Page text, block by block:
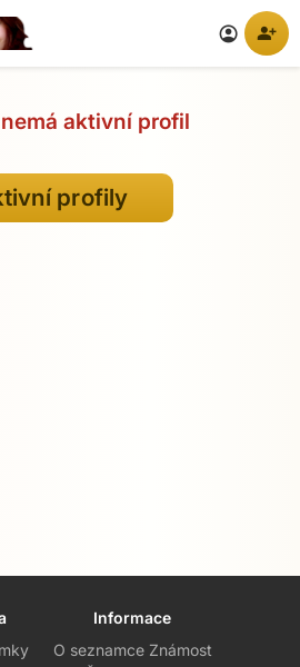
account_circle person_add
aktivní profil
profily
Informace
O seznamce Známost